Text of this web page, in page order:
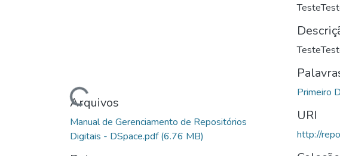
Carregando...
Arquivos
Manual de Gerenciamento de Repositórios
Digitais - DSpace.pdf(6.76 MB)
Primeiro
URI
http://